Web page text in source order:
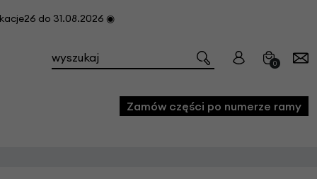
do 31.08.2026 ◉
0
Zamów części po numerze ramy